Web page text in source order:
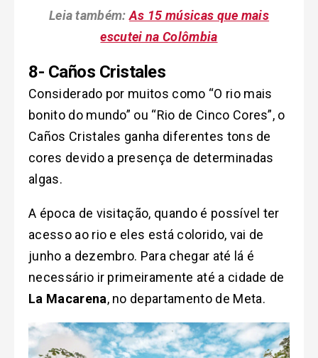
Leia também: As 15 músicas que mais
escutei na Colômbia
8- Caños Cristales
Considerado por muitos como “O rio mais
bonito do mundo” ou “Rio de Cinco Cores”, o
Caños Cristales ganha diferentes tons de
cores devido a presença de determinadas
algas.
A época de visitação, quando é possível ter
acesso ao rio e eles está colorido, vai de
junho a dezembro. Para chegar até lá é
necessário ir primeiramente até a cidade de
La Macarena, no departamento de Meta.